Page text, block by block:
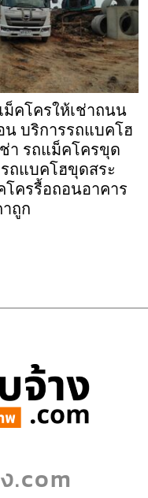
คโครให้เช่าถนน
น บริการรถแบคโฮ
า รถแม็คโครขุด
ถแบคโฮขุดสระ
ครรื้อถอนอาคาร
ถูก
.com